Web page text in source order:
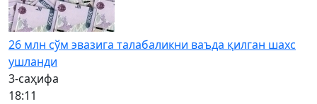
26 млн сўм эвазига талабаликни ваъда қилган шахс
ушланди
3-саҳифа
18:11